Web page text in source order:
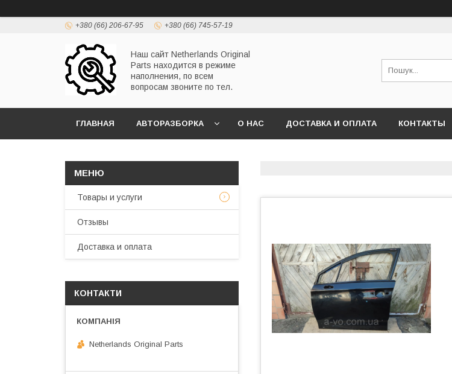
+380 (66) 206-67-95 +380 (66) 745-57-19
Наш сайт Netherlands Original
Parts находится в режиме
наполнения, по всем
вопросам звоните по тел.
ГЛАВНАЯ АВТОРАЗБОРКА О НАС ДОСТАВКА И ОПЛАТА КОНТАКТЫ
Товары и услуги
Отзывы
Доставка и оплата
КОНТАКТИ
Netherlands Original Parts